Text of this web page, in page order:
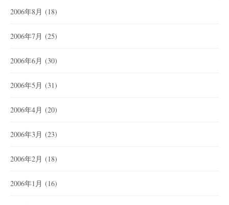
2006年8月 (18)
2006年7月 (25)
2006年6月 (30)
2006年5月 (31)
2006年4月 (20)
2006年3月 (23)
2006年2月 (18)
2006年1月 (16)